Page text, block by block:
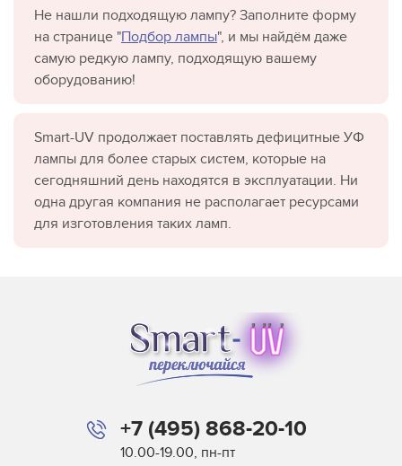
Не нашли подходящую лампу? Заполните форму
на странице "Подбор лампы", и мы найдём даже
самую редкую лампу, подходящую вашему
оборудованию!
Smart-UV продолжает поставлять дефицитные УФ
лампы для более старых систем, которые на
сегодняшний день находятся в эксплуатации. Ни
одна другая компания не располагает ресурсами
для изготовления таких ламп.
+7 (495) 868-20-10
10.00-19.00, пн-пт